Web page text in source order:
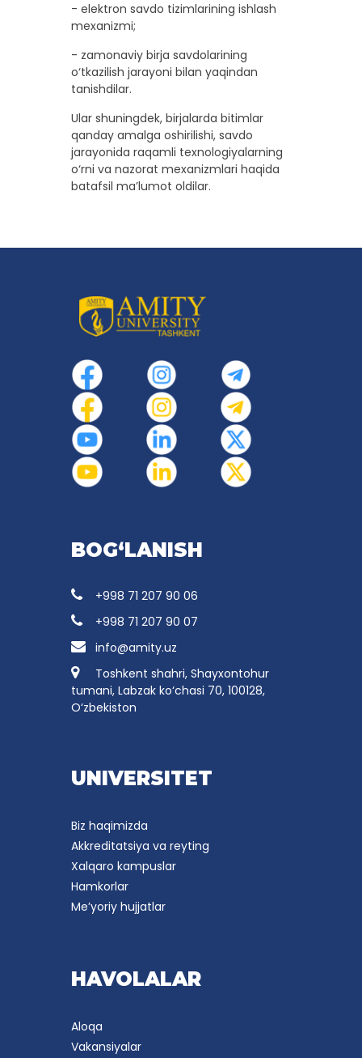
- elektron savdo tizimlarining ishlash
mexanizmi;
- zamonaviy birja savdolarining
o‘tkazilish jarayoni bilan yaqindan
tanishdilar.
Ular shuningdek, birjalarda bitimlar
qanday amalga oshirilishi, savdo
jarayonida raqamli texnologiyalarning
o‘rni va nazorat mexanizmlari haqida
batafsil ma’lumot oldilar.
BOG‘LANISH
+998 71 207 90 06
+998 71 207 90 07
info@amity.uz
Toshkent shahri, Shayxontohur
tumani, Labzak ko‘chasi 70, 100128,
O‘zbekiston
UNIVERSITET
Biz haqimizda
Akkreditatsiya va reyting
Xalqaro kampuslar
Hamkorlar
Me’yoriy hujjatlar
HAVOLALAR
Aloqa
Vakansiyalar